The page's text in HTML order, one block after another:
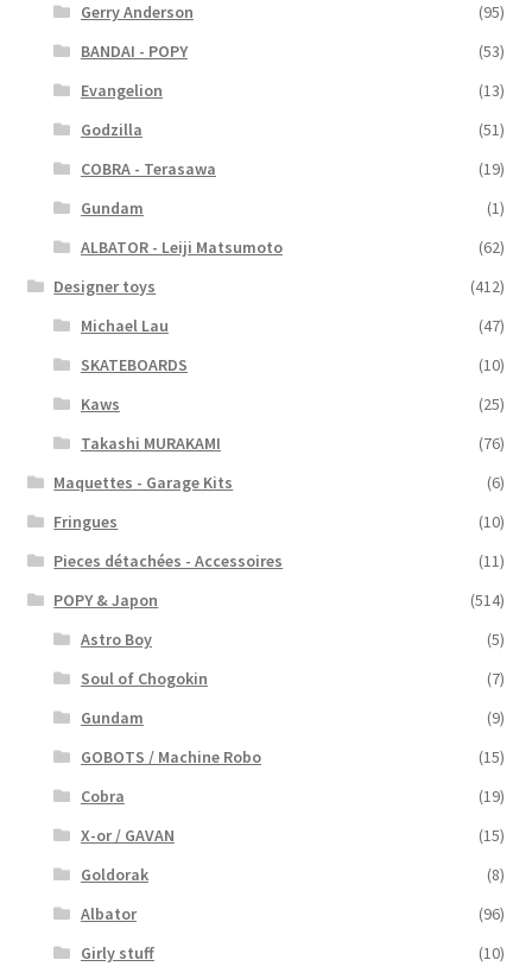
Gerry Anderson
(95)
BANDAI - POPY
(53)
Evangelion
(13)
Godzilla
(51)
COBRA - Terasawa
(19)
Gundam
(1)
ALBATOR - Leiji Matsumoto
(62)
Designer toys
(412)
Michael Lau
(47)
SKATEBOARDS
(10)
Kaws
(25)
Takashi MURAKAMI
(76)
Maquettes - Garage Kits
(6)
Fringues
(10)
Pieces détachées - Accessoires
(11)
POPY & Japon
(514)
Astro Boy
(5)
Soul of Chogokin
(7)
Gundam
(9)
GOBOTS / Machine Robo
(15)
Cobra
(19)
X-or / GAVAN
(15)
Goldorak
(8)
Albator
(96)
Girly stuff
(10)